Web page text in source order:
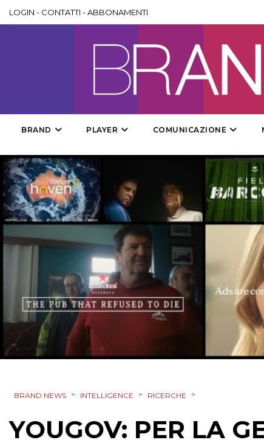
LOGIN - CONTATTI -ABBONAMENTI
BRAND PLAYER COMUNICAZIONE
BRAND NEWS > INTELLIGENCE > RICERCHE >
YOUGOV: PER LA